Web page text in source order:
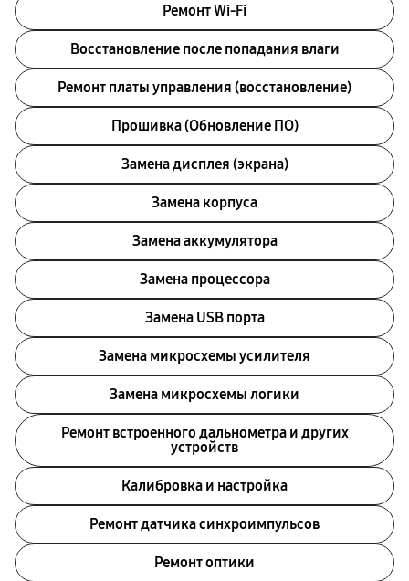
Ремонт Wi-Fi
Восстановление после попадания влаги
Ремонт платы управления (восстановление)
Прошивка (Обновление ПО)
Замена дисплея (экрана)
Замена корпуса
Замена аккумулятора
Замена процессора
Замена USB порта
Замена микросхемы усилителя
Замена микросхемы логики
Ремонт встроенного дальнометра и других
устройств
Калибровка и настройка
Ремонт датчика синхроимпульсов
Ремонт оптики